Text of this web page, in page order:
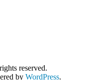
reserved.
by WordPress.